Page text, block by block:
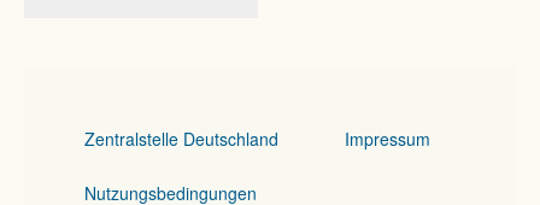
Zentralstelle Deutschland Impressum
Nutzungsbedingungen